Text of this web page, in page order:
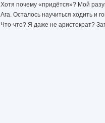
Хотя почему «придётся»? Мой
Ага. Осталось научиться ходить и
Что-что? Я даже не аристократ?